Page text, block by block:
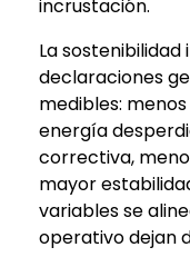
incrustación.
La
declaraciones
medibles:
energía
correctiva,
mayor
variables se
operativo dejan